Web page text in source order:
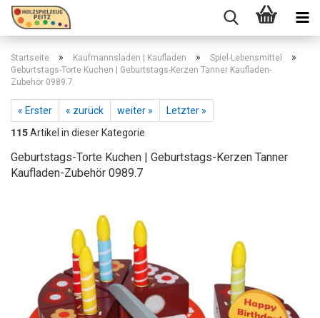
Startseite » Kaufmannsladen | Kaufladen » Spiel-Lebensmittel »
Geburtstags-Torte Kuchen | Geburtstags-Kerzen Tanner Kaufladen-
Zubehör 0989.7
« Erster « zurück weiter »
Letzter »
115Artikel in dieser Kategorie
Geburtstags-Torte Kuchen | Geburtstags-Kerzen Tanner
Kaufladen-Zubehör 0989.7